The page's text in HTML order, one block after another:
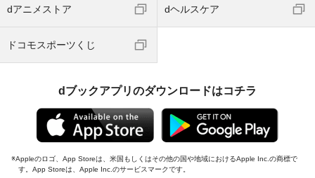
dアニメストア dヘルスケア
ドコモスポーツくじ
dブックアプリのダウンロードはコチラ
Appleのロゴ、App Storeは、米国もしくはその他の国や地域におけるApple Inc.の商標で
す。App Storeは、Apple Inc.のサービスマークです。